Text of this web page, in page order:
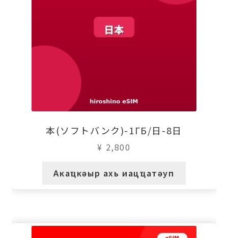
本(ソフトバンク)-1ГБ/日-8日
¥ 2,800
Акаҵкәыр ахь иацҵатәуп